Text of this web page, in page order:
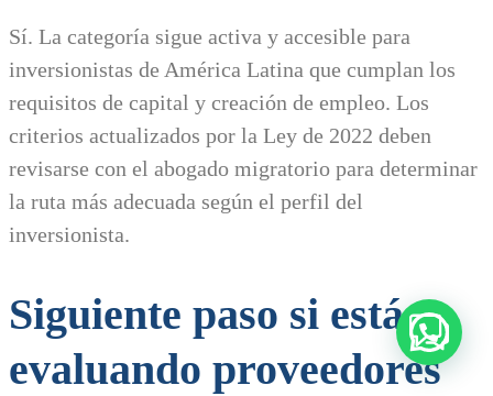
Sí. La categoría sigue activa y accesible para
inversionistas de América Latina que cumplan los
requisitos de capital y creación de empleo. Los
criterios actualizados por la Ley de 2022 deben
revisarse con el abogado migratorio para determinar
la ruta más adecuada según el perfil del
inversionista.
Siguiente paso si estás
evaluando proveedores